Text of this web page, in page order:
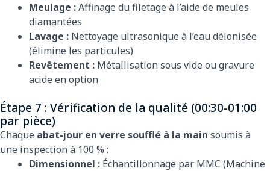
Meulage :Affinage du filetage à l’aide de meules
diamantées
Lavage : Nettoyage ultrasonique à l’eau déionisée
(élimine les particules)
Revêtement : Métallisation sous vide ou gravure
acide en option
Étape 7 : Vérification de la qualité (00:30-01:00
par pièce)
Chaque abat-jour en verre soufflé à la main soumis à
une inspection à 100 % :
Dimensionnel : Échantillonnage par MMC (Machine